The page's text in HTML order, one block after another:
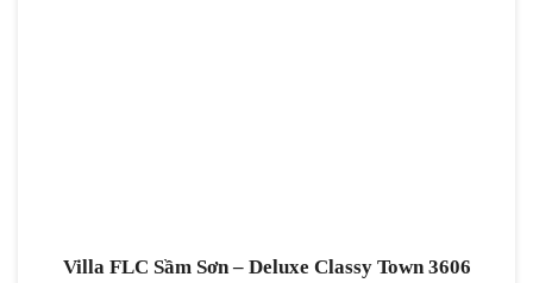
Villa FLC Sầm Sơn – Deluxe Classy Town 3606